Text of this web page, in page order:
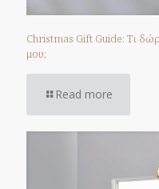
Christmas Gift Guide: Τι
μου;
Read more